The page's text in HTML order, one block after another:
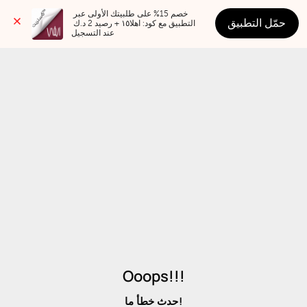
عند التسجيل
حمّل التطبيق
Ooops!!!
حدث خطأ ما!